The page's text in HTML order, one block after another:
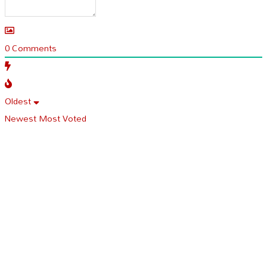
0Comments
Oldest
NewestMost Voted